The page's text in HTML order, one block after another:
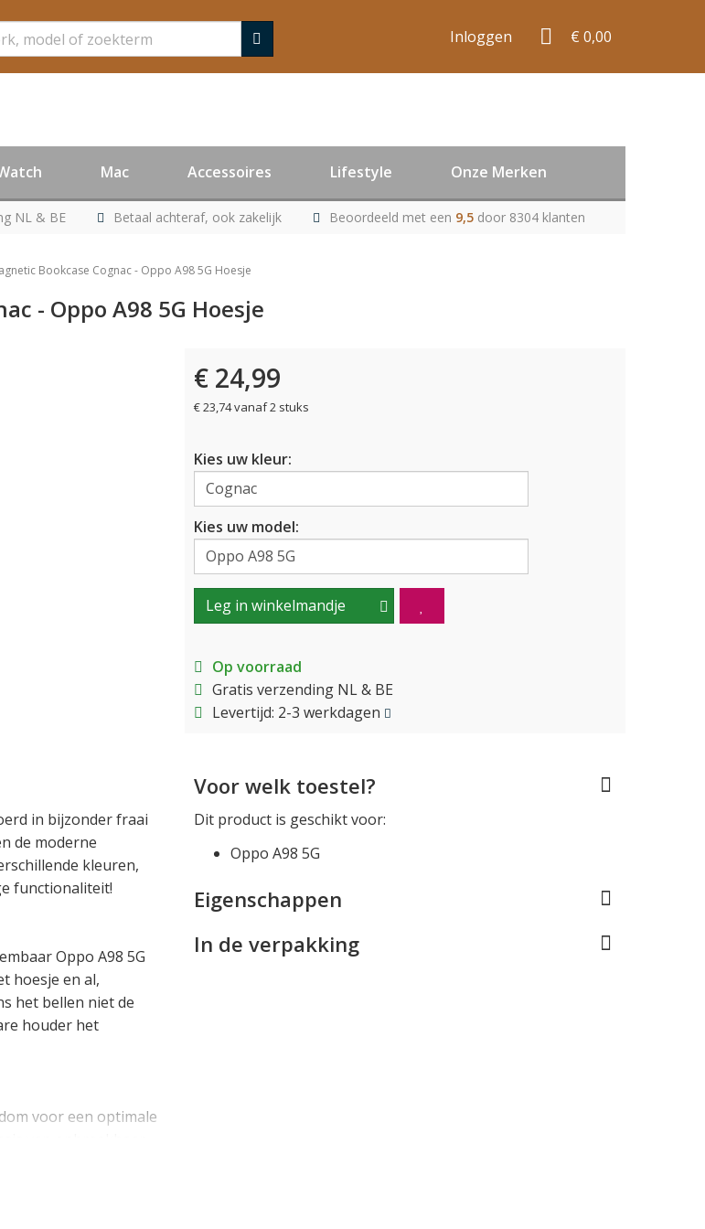
Inloggen € 0,00
Mac Accessoires Lifestyle Onze Merken
NL & BE Betaal achteraf, ook zakelijk Beoordeeld met een 9,5 door 8304 klanten
Bookcase Cognac - Oppo A98 5G Hoesje
- Oppo A98 5G Hoesje
€ 24,99
€ 23,74 vanaf 2 stuks
Kies uw kleur:
Kies uw model:
Leg in winkelmandje
Op voorraad
Gratis verzending NL & BE
Levertijd: 2-3 werkdagen
in bijzonder fraai
de moderne
kleuren,
functionaliteit!
Oppo A98 5G
hoesje en al,
het bellen niet de
houder het
voor een optimale
en hoeken, en
Voor welk toestel?
Dit product is geschikt voor:
Oppo A98 5G
Eigenschappen
In de verpakking